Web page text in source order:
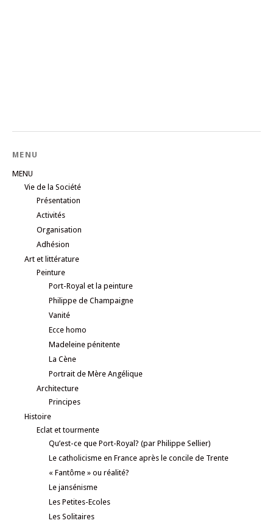
MENU
MENU
Vie de la Société
Présentation
Activités
Organisation
Adhésion
Art et littérature
Peinture
Port-Royal et la peinture
Philippe de Champaigne
Vanité
Ecce homo
Madeleine pénitente
La Cène
Portrait de Mère Angélique
Architecture
Principes
Histoire
Eclat et tourmente
Qu’est-ce que Port-Royal? (par Philippe Sellier)
Le catholicisme en France après le concile de Trente
« Fantôme » ou réalité?
Le jansénisme
Les Petites-Ecoles
Les Solitaires